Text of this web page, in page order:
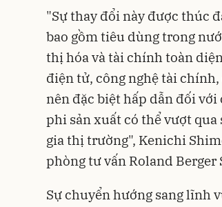
"Sự thay đổi này được thúc
bao gồm tiêu dùng trong
thị hóa và tài chính toàn
điện tử, công nghệ tài
nên đặc biệt hấp dẫn đối
phi sản xuất có thể vượt
gia thị trường", Kenichi
phòng tư vấn Roland Berger
Sự chuyển hướng sang lĩnh